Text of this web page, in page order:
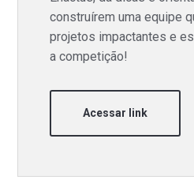
construírem uma equipe
projetos impactantes e
a competição!
Acessar link